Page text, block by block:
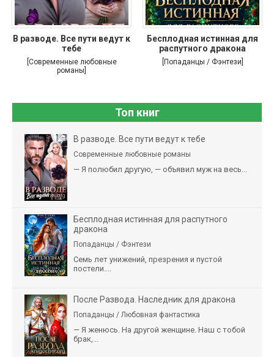
В разводе. Все пути ведут к
тебе
[Современные любовные
романы]
Бесплодная истинная для
распутного дракона
[Попаданцы / Фэнтези]
Топ книг
В разводе. Все пути ведут к тебе
Современные любовные романы
— Я полюбил другую, — объявил муж на весь...
Бесплодная истинная для распутного
дракона
Попаданцы / Фэнтези
Семь лет унижений, презрения и пустой
постели....
После Развода. Наследник для дракона
Попаданцы / Любовная фантастика
— Я женюсь. На другой женщине. Наш с тобой
брак,...